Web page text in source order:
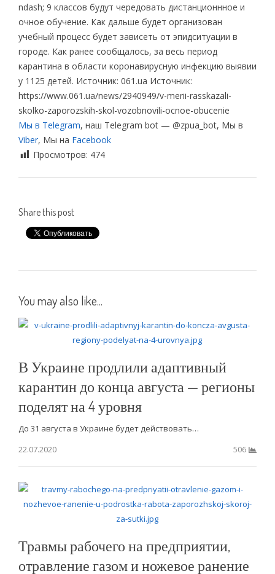
ndash; 9 классов будут чередовать дистанционнное и
очное обучение. Как дальше будет организован
учебный процесс будет зависеть от эпидситуации в
городе. Как ранее сообщалось, за весь период
карантина в области коронавирусную инфекцию выявии
у 1125 детей. Источник: 061.ua Источник:
https://www.061.ua/news/2940949/v-merii-rasskazali-
skolko-zaporozskih-skol-vozobnovili-ocnoe-obucenie
Мы в Telegram, наш Telegram bot — @zpua_bot, Мы в
Viber, Мы на Facebook
Просмотров: 474
Share this post
You may also like...
В Украине продлили адаптивный
карантин до конца августа — регионы
поделят на 4 уровня
До 31 августа в Украине будет действовать…
22.07.2020
506
Травмы рабочего на предприятии,
отравление газом и ножевое ранение